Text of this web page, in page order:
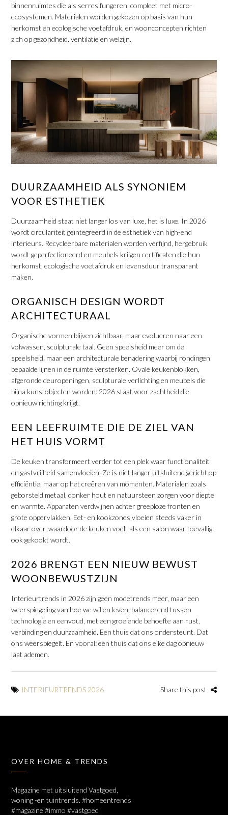
binnenruimtes die als serres fungeren, compleet met micro-
ecosystemen. Materialen worden gekozen op basis van hun
herkomst en ecologische voetafdruk, en woonconcepten richten
zich op gezondheid, ventilatie en welzijn.
​DUURZAAMHEID ALS SYNONIEM
VOOR ESTHETIEK
Duurzaamheid staat niet langer los van luxe, het is luxe. In 2026
wordt circulariteit geïntegreerd in de esthetiek van high-end
interieurs. Recycleerbare materialen worden verfijnd, hergebruik
wordt geperfectioneerd en meubels krijgen certificaten die hun
herkomst, ecologische voetafdruk en levensduur transparant
maken.
ORGANISCH DESIGN WORDT
ARCHITECTURAAL
Organische vormen blijven zichtbaar, maar evolueren naar een
volwassen, sculpturale taal. Geen speelsheid meer om de
speelsheid, maar een architecturale benadering waarbij rondingen
bepaalde lijnen in de ruimte versterken. Ovale keukenblokken,
afgeronde deuropeningen, sculpturale verlichting en meubels die
bijna kunstobjecten worden: 2026 staat voor zachtheid die
opnieuw richting krijgt.
EEN LEEFRUIMTE DIE DE ZIEL VAN
HET HUIS VORMT
De keuken transformeert verder tot een plek waar functionaliteit
en gastvrijheid samenvloeien. Ze is niet langer uitsluitend gericht op
efficiëntie, maar op het creëren van momenten. Materialen zoals
geborsteld metaal, donker hout en natuursteen zorgen voor diepte
en warmte. Apparaten verdwijnen achter greeploze fronten en
grote oppervlakken. Eet- en kookzones vloeien steeds vaker in
elkaar over, waardoor de keuken voelt als een salon waar toevallig
ook gekookt wordt.
2026 BRENGT EEN NIEUW BEWUST
WOONBEWUSTZIJN
Interieurtrends in 2026 zijn geen modetrends meer, maar een
weerspiegeling van hoe we willen leven: balancerend tussen
technologie en eenvoud, met een groeiende behoefte aan rust,
verbinding en duurzaamheid. Een thuis dat ons ondersteunt. Dat
ons weerspiegelt. En vooral: een thuis dat ons elke dag opnieuw
laat ademen.
INTERIEURTRENDS 2026 Share this post
OVER HOME & TRENDS
Magazine met uitsluitend Vastgoed,
woning -en tuintrends. #homeentrends
#magazine #immo #vastgoed